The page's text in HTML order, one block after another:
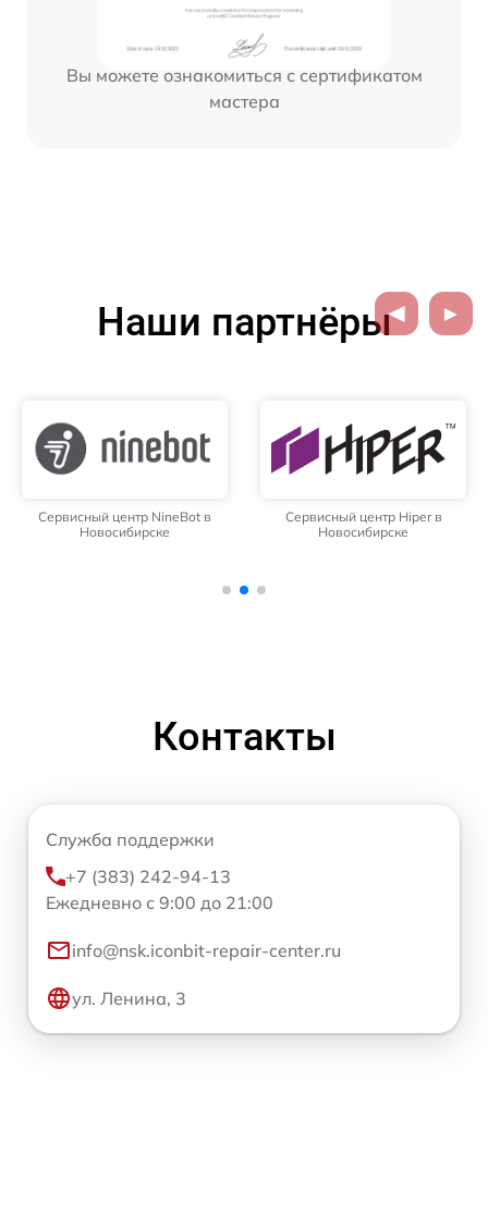
Вы можете ознакомиться с сертификатом
мастера
Наши партнёры
Сервисный центр NineBot в
Новосибирске
Сервисный центр Hiper в
Новосибирске
Контакты
Служба поддержки
+7 (383) 242-94-13
Ежедневно с 9:00 до 21:00
info@nsk.iconbit-repair-center.ru
ул. Ленина, 3